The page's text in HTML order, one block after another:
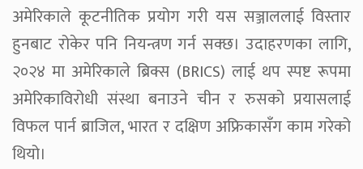
अमेरिकाले कूटनीतिक प्रयोग गरी यस सञ्जाललाई विस्तार
हुनबाट रोकेर पनि नियन्त्रण गर्न सक्छ। उदाहरणका लागि,
२०२४ मा अमेरिकाले ब्रिक्स (BRICS) लाई थप स्पष्ट रूपमा
अमेरिकाविरोधी संस्था बनाउने चीन र रुसको प्रयासलाई
विफल पार्न ब्राजिल, भारत र दक्षिण अफ्रिकासँग काम गरेको
थियो।